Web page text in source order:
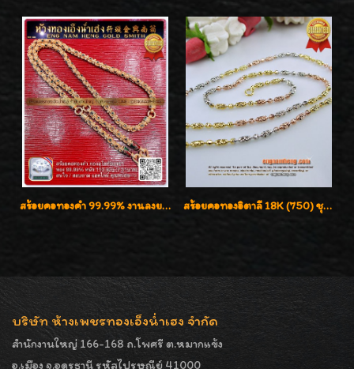
สร้อยคอทองคำ 99.99% งานลงยาสุโขทัยแท้ งานช่างทองโบราณ หรูหรา น่าสะสมค่ะ สร้อยคอทองอิตาลี 18K (750) ชุบ 3 สี แกะลายสวยรุ่นใหม่ ลายละเอียดเงาวิบวับค่ะ
บริษัท ห้างเพชรทองเอ็งน่ำเฮง จำกัด
สำนักงานใหญ่ 166-168 ถ.โพศรี ต.หมากแข้ง
อ.เมือง จ.อุดรธานี รหัสไปรษณีย์ 41000